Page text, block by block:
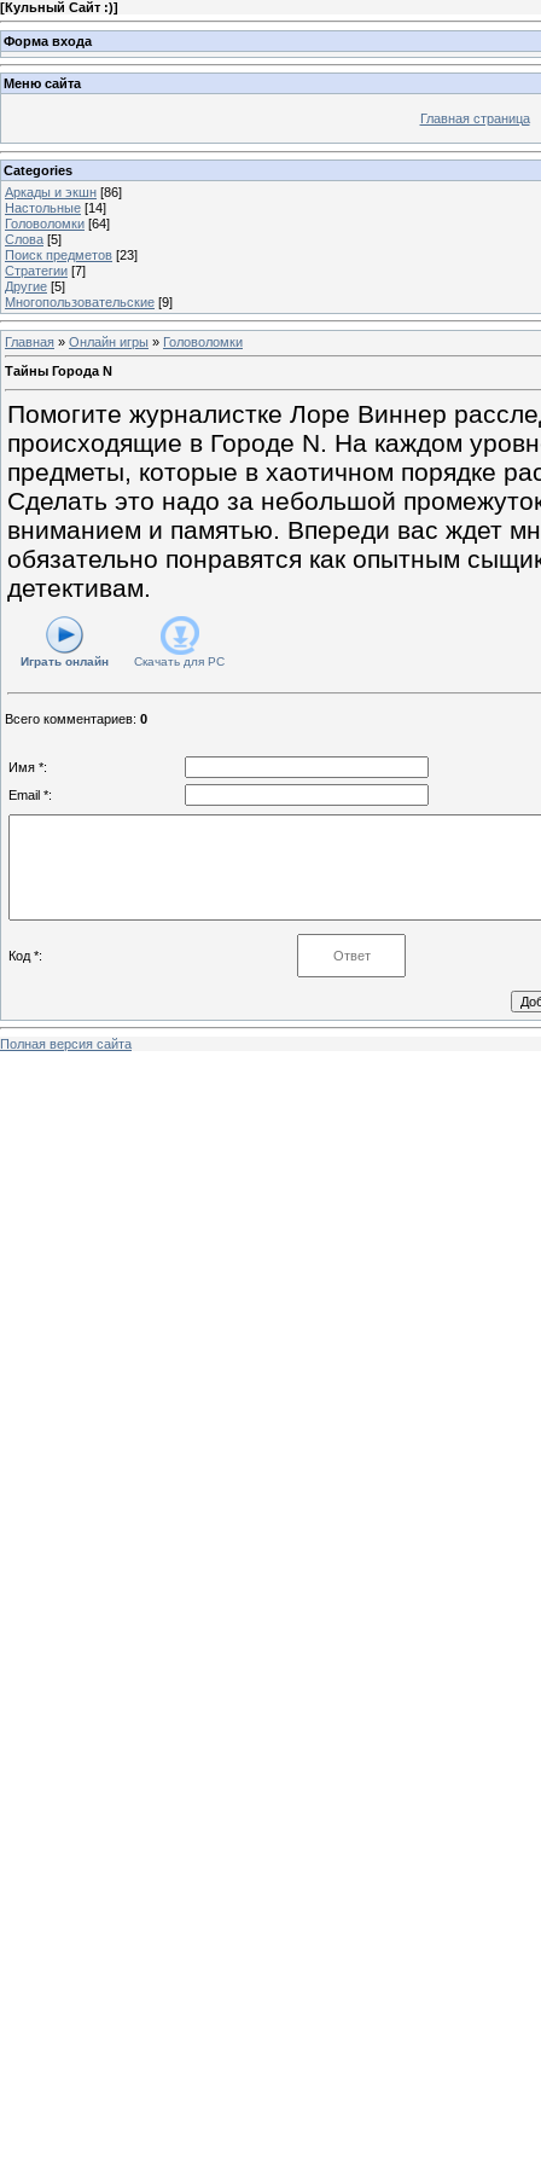
[Кульный Сайт :)]
Форма входа
Меню сайта
Главная страница
Categories
Аркады и экшн [86]
Настольные [14]
Головоломки [64]
Слова [5]
Поиск предметов [23]
Стратегии [7]
Другие [5]
Многопользовательские [9]
Главная » Онлайн игры » Головоломки
Тайны Города N
Помогите журналистке Лоре Виннер
происходящие в Городе N. На каждом
предметы, которые в хаотичном порядке
Сделать это надо за небольшой
вниманием и памятью. Впереди вас ждет
обязательно понравятся как опытным
детективам.
Играть онлайн Скачать для PC
Всего комментариев: 0
Имя *:
Email *:
Код *:
Полная версия сайта